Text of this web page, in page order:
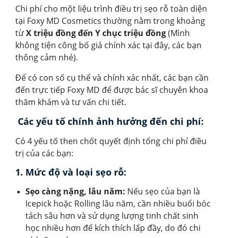
Chi phí cho một liệu trình điều trị sẹo rỗ toàn diện
tại Foxy MD Cosmetics thường nằm trong khoảng
từX triệu đồng đến Y chục triệu đồng(Mình
không tiện công bố giá chính xác tại đây, các bạn
thông cảm nhé).
Để có con số cụ thể và chính xác nhất, các bạn cần
đến trực tiếp Foxy MD để được bác sĩ chuyên khoa
thăm khám và tư vấn chi tiết.
Các yếu tố chính ảnh hưởng đến chi phí:
Có 4 yếu tố then chốt quyết định tổng chi phí điều
trị của các bạn:
1. Mức độ và loại sẹo rỗ:
Sẹo càng nặng, lâu năm: Nếu sẹo của bạn là
Icepick hoặc Rolling lâu năm, cần nhiều buổi bóc
tách sâu hơn và sử dụng lượng tinh chất sinh
học nhiều hơn để kích thích lấp đầy, do đó chi